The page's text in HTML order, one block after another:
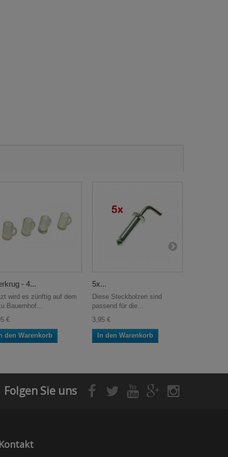
- 4...
wird es zünftig auf dem
Bauernhof...
€
den Warenkorb
5x...
Diese Steckbolzen sind
passend für die...
3,95 €
In den Warenkorb
Folgen Sie uns
Kontakt